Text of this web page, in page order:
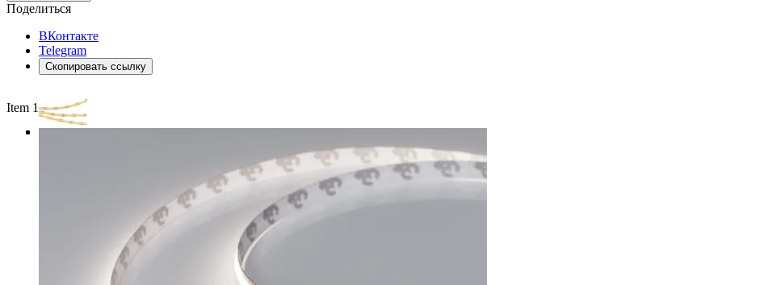
Поделиться
ВКонтакте
Telegram
Скопировать ссылку
Item 1 of 3